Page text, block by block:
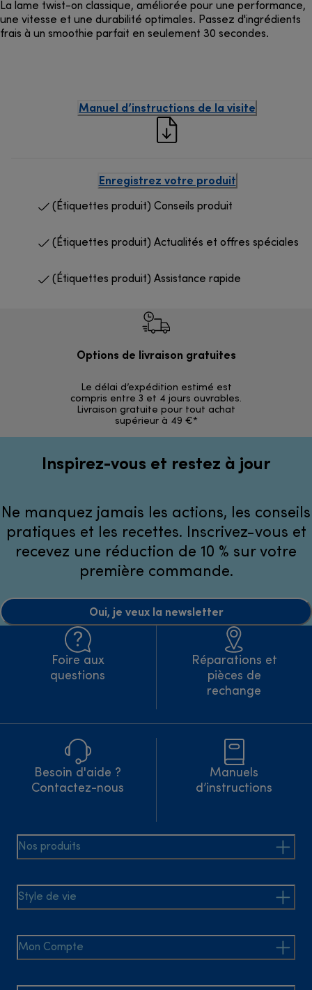
La lame twist-on classique, améliorée pour une performance,
une vitesse et une durabilité optimales. Passez d'ingrédients
frais à un smoothie parfait en seulement 30 secondes.
Manuel d’instructions de la visite
Enregistrez votre produit
(Étiquettes produit) Conseils produit
(Étiquettes produit) Actualités et offres spéciales
(Étiquettes produit) Assistance rapide
Options de livraison gratuites
Le délai d’expédition estimé est
compris entre 3 et 4 jours ouvrables.
Livraison gratuite pour tout achat
supérieur à 49 €*
Inspirez-vous et restez à jour
Ne manquez jamais les actions, les conseils
pratiques et les recettes. Inscrivez-vous et
recevez une réduction de 10 % sur votre
première commande.
Oui, je veux la newsletter
Foire aux
questions
Réparations et
pièces de
rechange
Besoin d'aide ?
Contactez-nous
Manuels
d’instructions
Nos produits
Style de vie
Mon Compte